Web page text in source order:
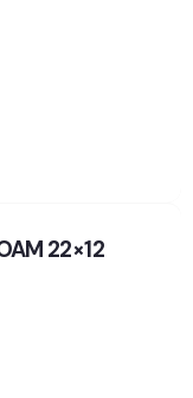
22×12